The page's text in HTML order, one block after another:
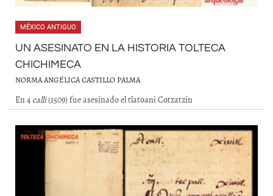
MÉXICO ANTIGUO
UN ASESINATO EN LA HISTORIA TOLTECA
CHICHIMECA
NORMA ANGÉLICA CASTILLO PALMA
En 4 calli(1509) fue asesinado el tlatoani Cotzatzin